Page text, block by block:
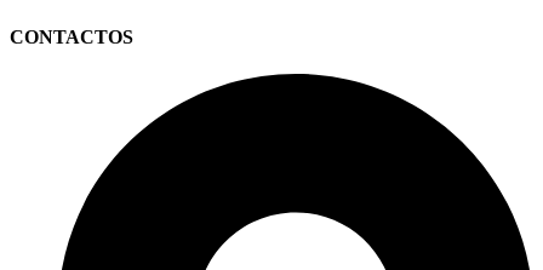
CONTACTOS